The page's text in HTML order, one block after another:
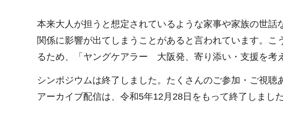
本来大人が担うと想定されているような家事や家族の世
関係に影響が出てしまうことがあると言われています。
るため、「ヤングケアラー 大阪発、寄り添い・支援を考
シンポジウムは終了しました。たくさんのご参加・ご視聴
アーカイブ配信は、令和5年12月28日をもって終了しました